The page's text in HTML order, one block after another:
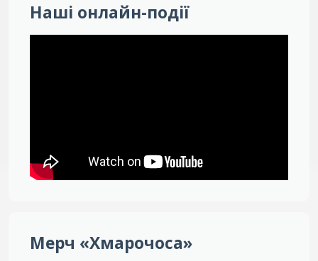
Наші онлайн-події
Мерч «Хмарочоса»